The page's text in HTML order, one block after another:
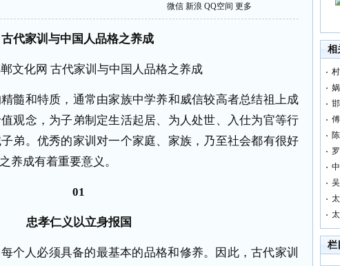
微信 新浪 QQ空间 更多
古代家训与中国人品格之养成
和特质，通常由家族中学养和威信较高者总结祖上成
观念，为子弟制定生活起居、为人处世、入仕为官等行
弟。优秀的家训对一个家庭、家族，乃至社会都有很好
养成有着重要意义。
01
忠孝仁义以立身报国
人必须具备的最基本的品格和修养。因此，古代家训
相
栏